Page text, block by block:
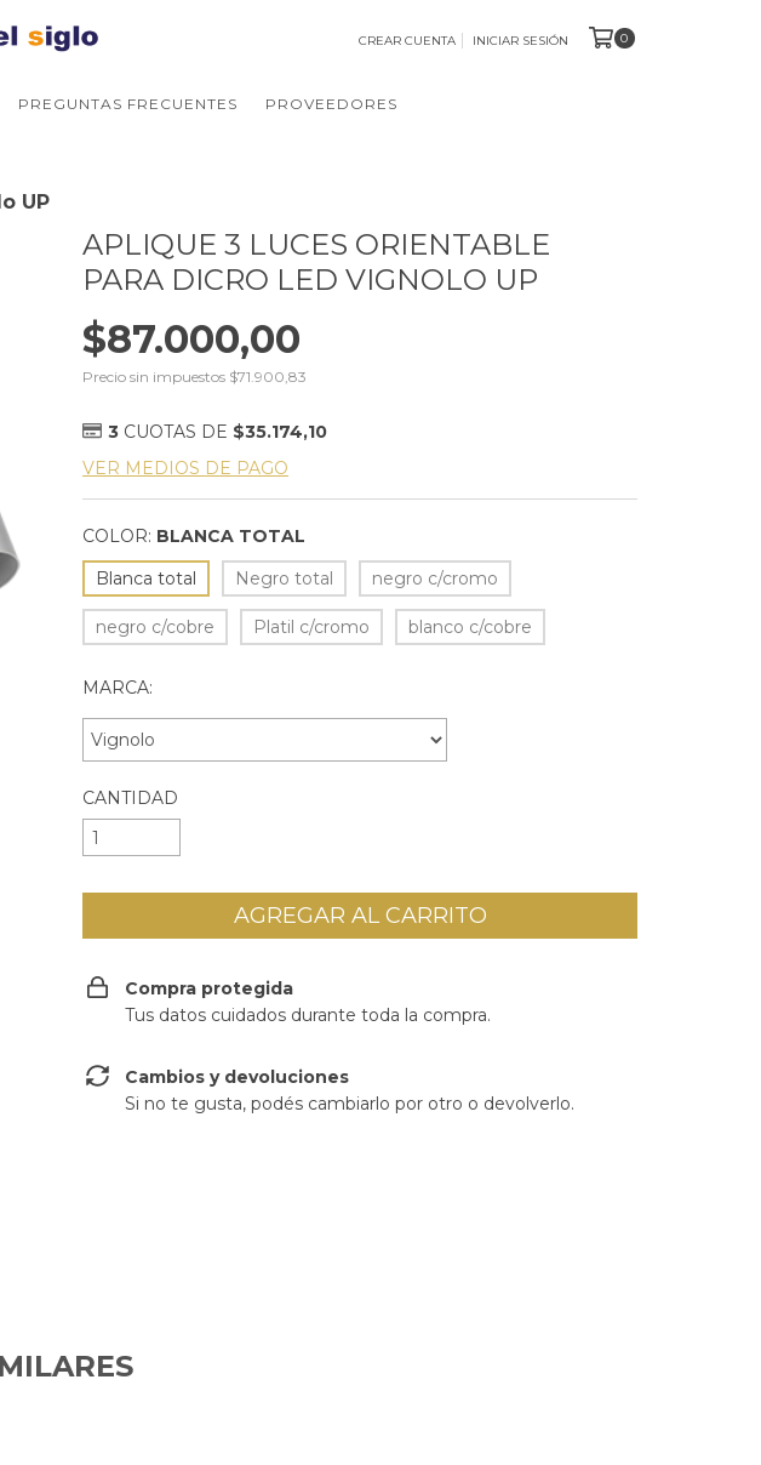
CREAR CUENTA INICIAR SESIÓN 0
PREGUNTAS FRECUENTES PROVEEDORES
UP
APLIQUE 3 LUCES ORIENTABLE
PARA DICRO LED VIGNOLO UP
$87.000,00
Precio sin impuestos $71.900,83
3 CUOTAS DE $35.174,10
VER MEDIOS DE PAGO
COLOR: BLANCA TOTAL
Blanca total
Negro total negro c/cromo
negro c/cobre Platil c/cromo blanco c/cobre
MARCA:
CANTIDAD
Compra protegida
Tus datos cuidados durante toda la compra.
Cambios y devoluciones
Si no te gusta, podés cambiarlo por otro o devolverlo.